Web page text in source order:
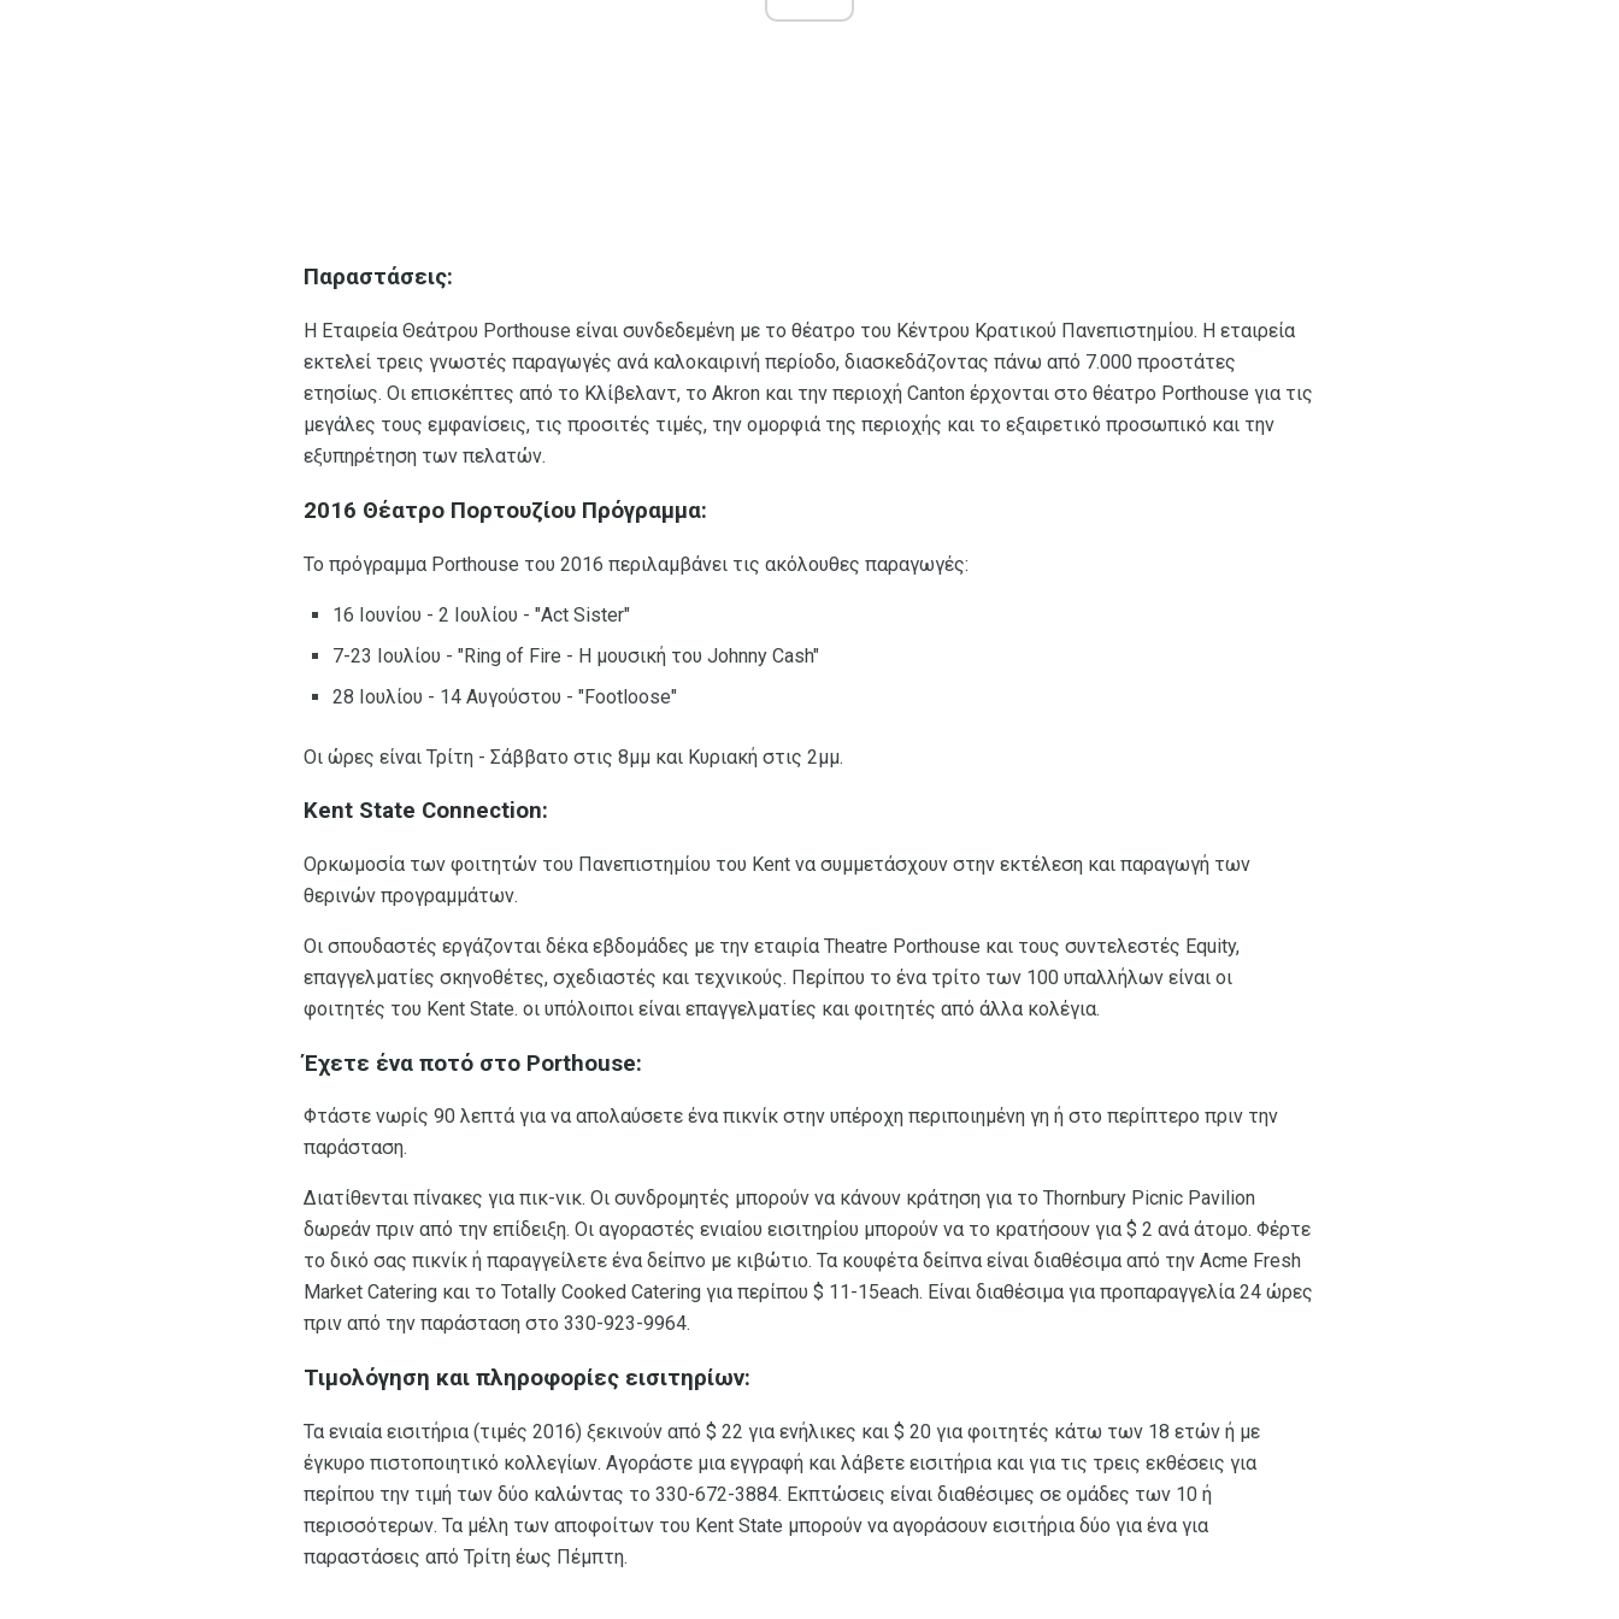
Παραστάσεις:
Η Εταιρεία Θεάτρου Porthouse είναι συνδεδεμένη με το θέατρο του Κέντρου Κρατικού Πανεπιστημίου. Η εταιρεία
εκτελεί τρεις γνωστές παραγωγές ανά καλοκαιρινή περίοδο, διασκεδάζοντας πάνω από 7.000 προστάτες
ετησίως. Οι επισκέπτες από το Κλίβελαντ, το Akron και την περιοχή Canton έρχονται στο θέατρο Porthouse για τις
μεγάλες τους εμφανίσεις, τις προσιτές τιμές, την ομορφιά της περιοχής και το εξαιρετικό προσωπικό και την
εξυπηρέτηση των πελατών.
2016 Θέατρο Πορτουζίου Πρόγραμμα:
Το πρόγραμμα Porthouse του 2016 περιλαμβάνει τις ακόλουθες παραγωγές:
16 Ιουνίου - 2 Ιουλίου - "Act Sister"
7-23 Ιουλίου - "Ring of Fire - Η μουσική του Johnny Cash"
28 Ιουλίου - 14 Αυγούστου - "Footloose"
Οι ώρες είναι Τρίτη - Σάββατο στις 8μμ και Κυριακή στις 2μμ.
Kent State Connection:
Ορκωμοσία των φοιτητών του Πανεπιστημίου του Kent να συμμετάσχουν στην εκτέλεση και παραγωγή των
θερινών προγραμμάτων.
Οι σπουδαστές εργάζονται δέκα εβδομάδες με την εταιρία Theatre Porthouse και τους συντελεστές Equity,
επαγγελματίες σκηνοθέτες, σχεδιαστές και τεχνικούς. Περίπου το ένα τρίτο των 100 υπαλλήλων είναι οι
φοιτητές του Kent State. οι υπόλοιποι είναι επαγγελματίες και φοιτητές από άλλα κολέγια.
Έχετε ένα ποτό στο Porthouse:
Φτάστε νωρίς 90 λεπτά για να απολαύσετε ένα πικνίκ στην υπέροχη περιποιημένη γη ή στο περίπτερο πριν την
παράσταση.
Διατίθενται πίνακες για πικ-νικ. Οι συνδρομητές μπορούν να κάνουν κράτηση για το Thornbury Picnic Pavilion
δωρεάν πριν από την επίδειξη. Οι αγοραστές ενιαίου εισιτηρίου μπορούν να το κρατήσουν για $ 2 ανά άτομο. Φέρτε
το δικό σας πικνίκ ή παραγγείλετε ένα δείπνο με κιβώτιο. Τα κουφέτα δείπνα είναι διαθέσιμα από την Acme Fresh
Market Catering και το Totally Cooked Catering για περίπου $ 11-15each. Είναι διαθέσιμα για προπαραγγελία 24 ώρες
πριν από την παράσταση στο 330-923-9964.
Τιμολόγηση και πληροφορίες εισιτηρίων:
Τα ενιαία εισιτήρια (τιμές 2016) ξεκινούν από $ 22 για ενήλικες και $ 20 για φοιτητές κάτω των 18 ετών ή με
έγκυρο πιστοποιητικό κολλεγίων. Αγοράστε μια εγγραφή και λάβετε εισιτήρια και για τις τρεις εκθέσεις για
περίπου την τιμή των δύο καλώντας το 330-672-3884. Εκπτώσεις είναι διαθέσιμες σε ομάδες των 10 ή
περισσότερων. Τα μέλη των αποφοίτων του Kent State μπορούν να αγοράσουν εισιτήρια δύο για ένα για
παραστάσεις από Τρίτη έως Πέμπτη.